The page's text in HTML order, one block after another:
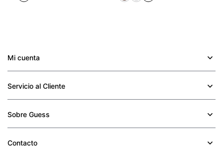
Mi cuenta +
Servicio al Cliente +
Sobre Guess +
Contacto +